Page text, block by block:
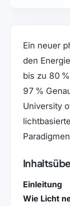
Ein neuer
den
bis zu 80
97 %
University
Einleitung
Wie Licht